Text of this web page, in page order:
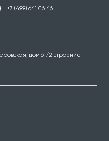
дом 61/2 строение 1